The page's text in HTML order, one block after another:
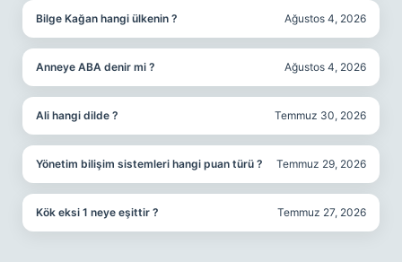
Bilge Kağan hangi ülkenin ? Ağustos 4, 2026
Anneye ABA denir mi ? Ağustos 4, 2026
Ali hangi dilde ? Temmuz 30, 2026
Yönetim bilişim sistemleri hangi puan türü ? Temmuz 29, 2026
Kök eksi 1 neye eşittir ? Temmuz 27, 2026